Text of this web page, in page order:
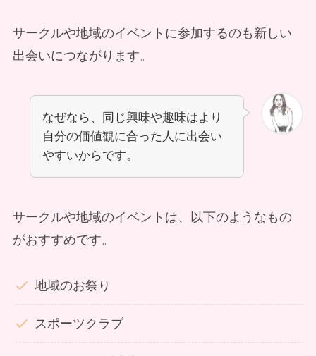
サークルや地域のイベントに参加するのも新しい
出会いにつながります。
なぜなら、同じ興味や趣味はより
自分の価値観に合った人に出会い
やすいからです。
サークルや地域のイベントは、以下のようなもの
がおすすめです。
地域のお祭り
スポーツクラブ